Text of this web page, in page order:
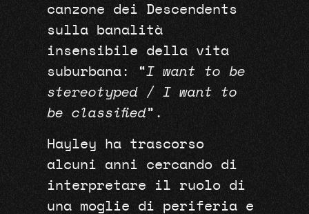
canzone dei Descendents
sulla banalità
insensibile della vita
suburbana: “I want to be
stereotyped / I want to
be classified”.
Hayley ha trascorso
alcuni anni cercando di
interpretare il ruolo di
una moglie di periferia e